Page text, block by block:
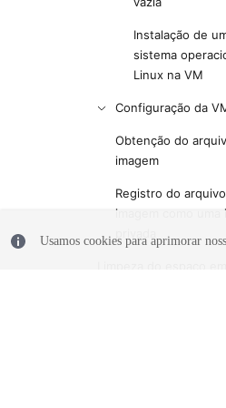
Instalação de
sistema
Linux na VM
Configuração da
Obtenção do
imagem
Registro do
imagem como uma
Usamos cookies para aprimorar